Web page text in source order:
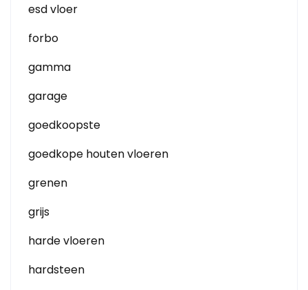
esd vloer
forbo
gamma
garage
goedkoopste
goedkope houten vloeren
grenen
grijs
harde vloeren
hardsteen